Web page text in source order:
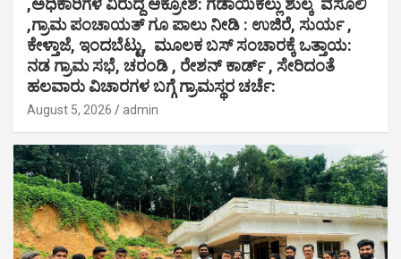
,ಗ್ರಾಮ ಪಂಚಾಯತ್ ಗೂ ಪಾಲು ನೀಡಿ : ಉಜಿರೆ, ಸುರ್ಯ ,
ಕೇಳ್ತಾಜೆ, ಇಂದಬೆಟ್ಟು, ಮೂಲಕ ಬಸ್ ಸಂಚಾರಕ್ಕೆ ಒತ್ತಾಯ:
ನಡ ಗ್ರಾಮ ಸಭೆ, ಚರಂಡಿ , ರೇಶನ್ ಕಾರ್ಡ್ , ಸೇರಿದಂತೆ
ಹಲವಾರು ವಿಚಾರಗಳ ಬಗ್ಗೆ ಗ್ರಾಮಸ್ಥರ ಚರ್ಚೆ:
August 5, 2026 admin